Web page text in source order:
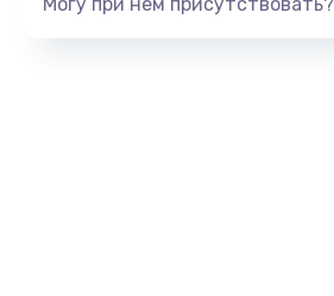
Могу при нем присутствовать?